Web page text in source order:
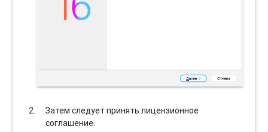
Затем следует принять лицензионное
соглашение.